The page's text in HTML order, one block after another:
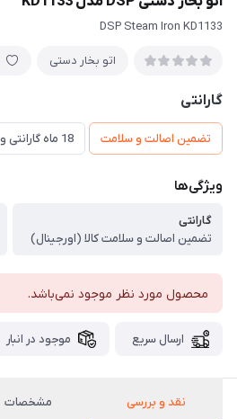
DSP Steam Iron KD1133
اتو بخار دستی
گارانتی
تضمین اصالت و سلامت 18 ماه گارانتی و 5 سال خدمات پس از فروش و ضمانت تعويض
ویژگی‌ها
گارانتی
تضمین اصالت و سلامت کالا (اورجینال)
محصول مورد نظر موجود نمی‌باشد.
ارسال سریع موجود در انبار
نقد و بررسی مشخصات